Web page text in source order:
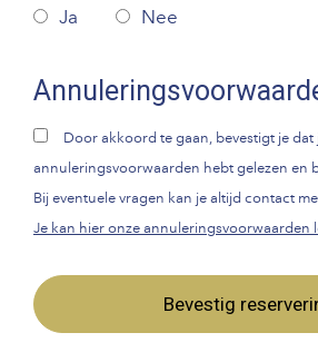
Ja
Nee
Door akkoord te gaan, bevestigt je dat
annuleringsvoorwaarden hebt gelezen en
Bij eventuele vragen kan je altijd contact
Je kan hier onze annuleringsvoorwaarden
Bevestig